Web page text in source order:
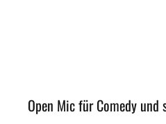
Open Mic für Comedy und